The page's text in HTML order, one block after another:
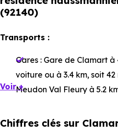
(92140)
Transports :
Gares : Gare de Clamart à
voiture ou à 3.4 km, soit
Meudon Val Fleury à 5.2
soit 12 min en voiture ou à
Voir +
Chiffres clés sur